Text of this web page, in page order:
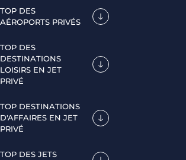
TOP DES
AÉROPORTS PRIVÉS
TOP DES
DESTINATIONS
LOISIRS EN JET
PRIVÉ
TOP DESTINATIONS
D'AFFAIRES EN JET
PRIVÉ
TOP DES JETS